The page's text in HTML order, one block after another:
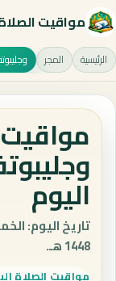
مواقيت
الرئيسية المجر
اليوم
1448 هـ.
مواقيت الصلاة